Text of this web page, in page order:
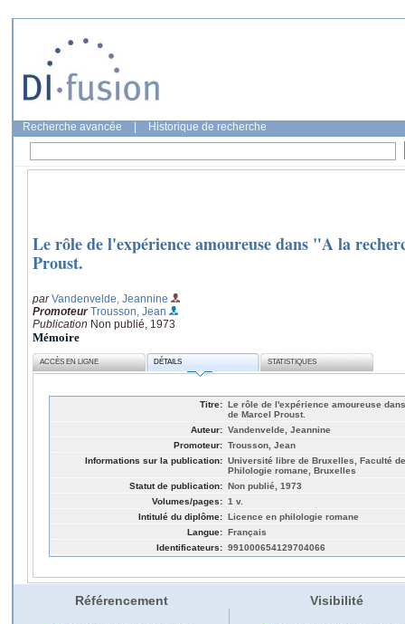
Recherche avancée Historique de recherche
Le rôle de l'expérience amoureuse dans "A la
Proust.
parVandenvelde, Jeannine
Promoteur Trousson, Jean
Publication Non publié, 1973
Mémoire
ACCÈS EN LIGNE DÉTAILS STATISTIQUES
Titre: Le rôle de l'expérience amoureuse
de Marcel Proust.
Auteur: Vandenvelde, Jeannine
Promoteur: Trousson, Jean
Informations sur la publication: Université libre de Bruxelles, Faculté
Philologie romane, Bruxelles
Statut de publication: Non publié, 1973
Volumes/pages: 1 v.
Intitulé du diplôme: Licence en philologie romane
Langue: Français
Identificateurs: 991000654129704066
Référencement Visibilité